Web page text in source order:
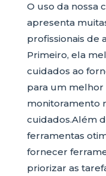
O uso da nossa
apresenta
profissionais de
Primeiro, ela
cuidados ao
para um
monitoramento
cuidados.Além
ferramentas
fornecer
priorizar as